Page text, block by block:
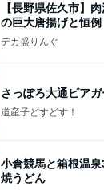
【長野県佐久市】
の巨大唐揚げと恒
華」！！〜李紅蘭さ
デカ盛りんぐ
さっぽろ大通ビア
道産子どすどす！
小倉競馬と箱根温
焼うどん